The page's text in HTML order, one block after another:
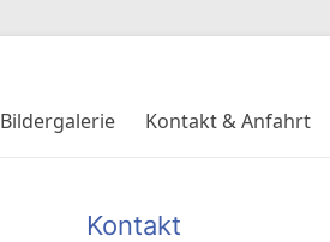
Bildergalerie Kontakt & Anfahrt
Kontakt